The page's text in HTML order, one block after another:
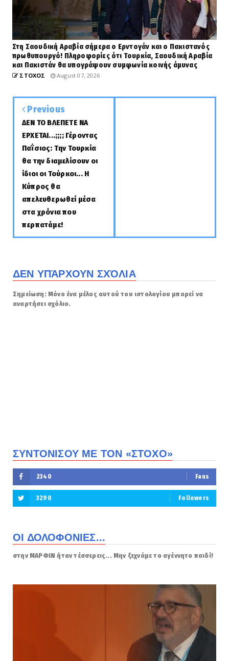
Στη Σαουδική Αραβία σήμερα ο Ερντογάν και ο Πακιστανός
πρωθυπουργό! Πληροφορίες ότι Τουρκία, Σαουδική Αραβία
και Πακιστάν θα υπογράψουν συμφωνία κοινής άμυνας
ΣΤΟΧΟΣ August 07, 2026
Previous
ΔΕΝ ΤΟ ΒΛΕΠΕΤΕ ΝΑ
ΕΡΧΕΤΑΙ...;;;; Γέροντας
Παΐσιος: Την Τουρκία
θα την διαμελίσουν οι
ίδιοι οι Τούρκοι... Η
Κύπρος θα
απελευθερωθεί μέσα
στα χρόνια που
περπατάμε!
ΔΕΝ ΥΠΆΡΧΟΥΝ ΣΧΌΛΙΑ
Σημείωση: Μόνο ένα μέλος αυτού του ιστολογίου μπορεί να
αναρτήσει σχόλιο.
ΣΥΝΤΟΝΙΣΟΥ ΜΕ ΤΟΝ «ΣΤΟΧΟ»
2340 Fans
3290 Followers
ΟΙ ΔΟΛΟΦΟΝΙΕΣ...
στην ΜΑΡΦΙΝ ήταν τέσσερεις... Μην ξεχνάμε το αγέννητο παιδί!